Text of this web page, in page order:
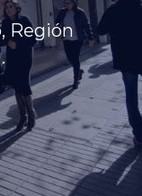
Región